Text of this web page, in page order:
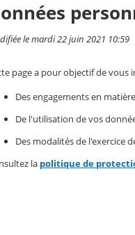
le mardi 22 juin 2021 10:59
page a pour objectif de vous
Des engagements en
De l'utilisation de vos
Des modalités de l'exercice
la politique de